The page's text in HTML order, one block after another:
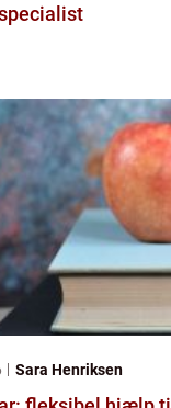
Sara Henriksen